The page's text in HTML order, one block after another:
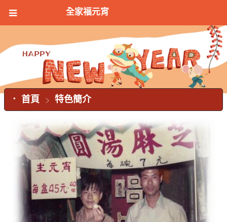
全家福元宵
首頁 特色簡介